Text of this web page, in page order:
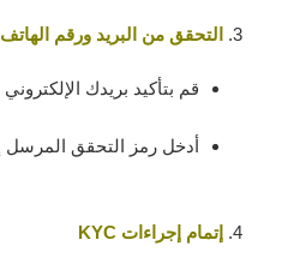
التحقق من البريد ورقم الهاتف
قم بتأكيد بريدك
أدخل رمز التحقق المرسل
إتمام إجراءات KYC